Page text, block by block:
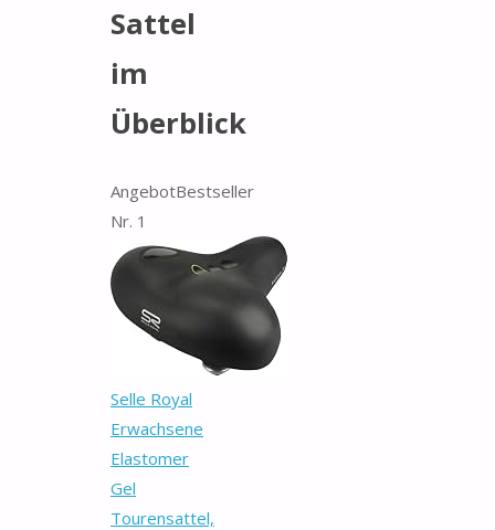
Sattel
im
Überblick
AngebotBestseller
Nr. 1
Selle Royal
Erwachsene
Elastomer
Gel
Tourensattel,